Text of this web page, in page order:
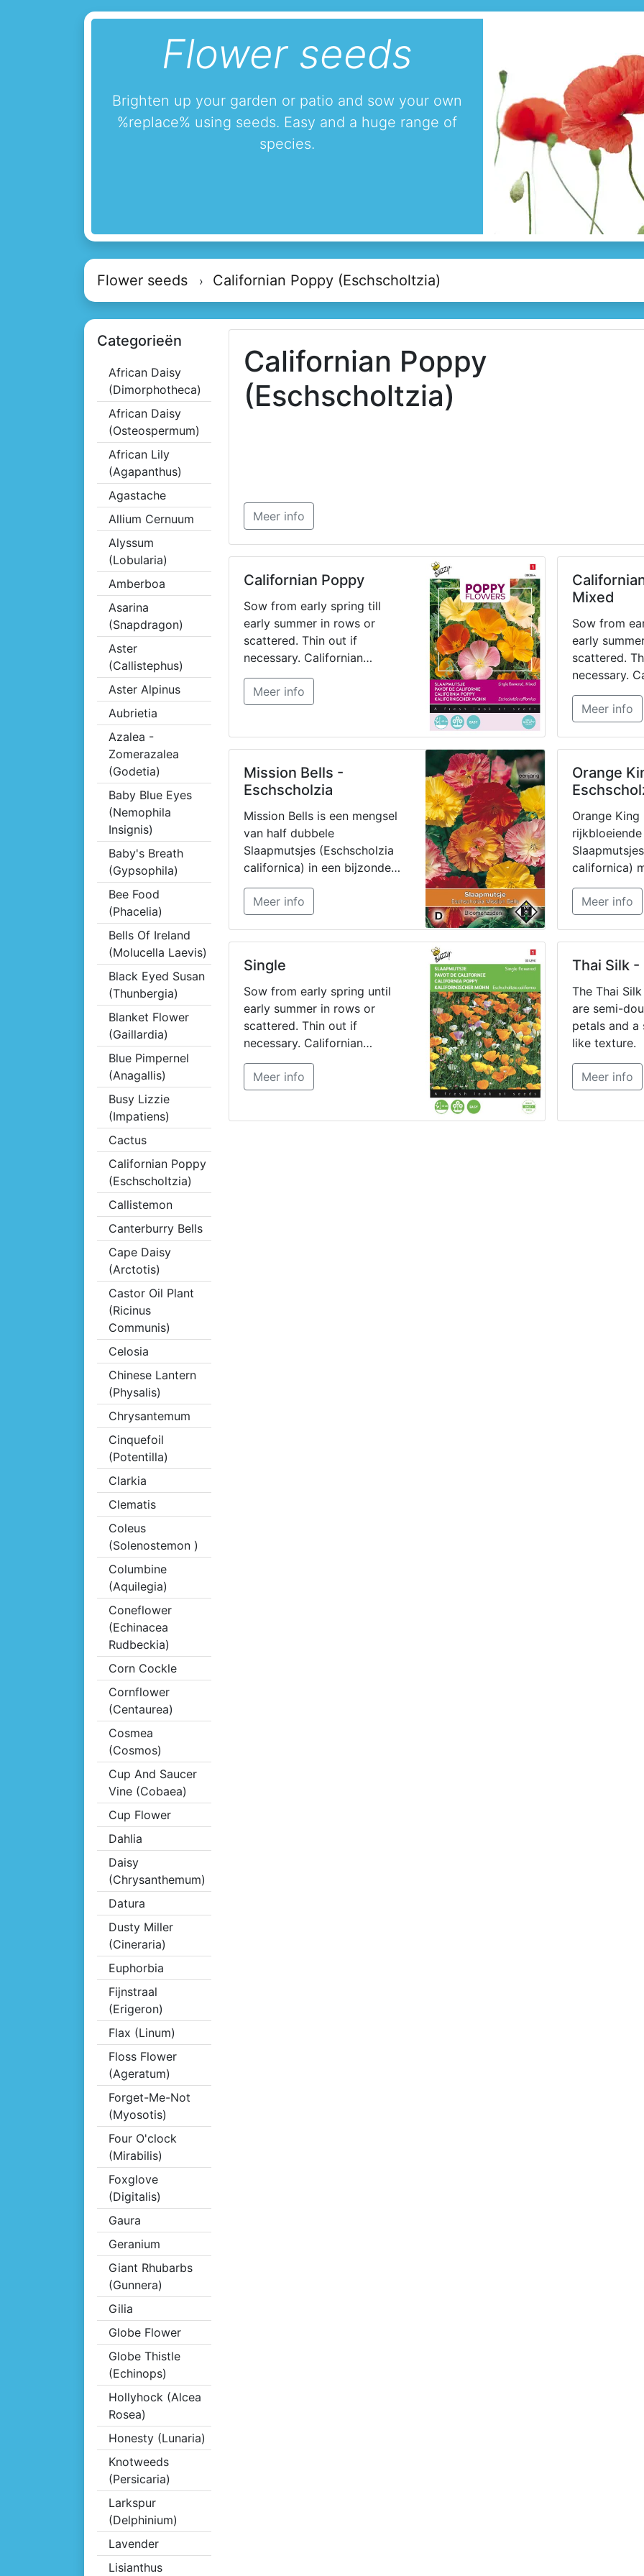
Flower seeds
Brighten up your garden or patio and sow your own
%replace% using seeds. Easy and a huge range of
species.
Flower seeds Californian Poppy (Eschscholtzia)
Categorieën
African Daisy
(Dimorphotheca)
African Daisy
(Osteospermum)
African Lily
(Agapanthus)
Agastache
Allium Cernuum
Alyssum
(Lobularia)
Amberboa
Asarina
(Snapdragon)
Aster
(Callistephus)
Aster Alpinus
Aubrietia
Azalea -
Zomerazalea
(Godetia)
Baby Blue Eyes
(Nemophila
Insignis)
Baby's Breath
(Gypsophila)
Bee Food
(Phacelia)
Bells Of Ireland
(Molucella Laevis)
Black Eyed Susan
(Thunbergia)
Blanket Flower
(Gaillardia)
Blue Pimpernel
(Anagallis)
Busy Lizzie
(Impatiens)
Cactus
Californian Poppy
(Eschscholtzia)
Callistemon
Canterburry Bells
Cape Daisy
(Arctotis)
Castor Oil Plant
(Ricinus
Communis)
Celosia
Chinese Lantern
(Physalis)
Chrysantemum
Cinquefoil
(Potentilla)
Clarkia
Clematis
Coleus
(Solenostemon )
Columbine
(Aquilegia)
Coneflower
(Echinacea
Rudbeckia)
Corn Cockle
Cornflower
(Centaurea)
Cosmea
(Cosmos)
Cup And Saucer
Vine (Cobaea)
Cup Flower
Dahlia
Daisy
(Chrysanthemum)
Datura
Dusty Miller
(Cineraria)
Euphorbia
Fijnstraal
(Erigeron)
Flax (Linum)
Floss Flower
(Ageratum)
Forget-Me-Not
(Myosotis)
Four O'clock
(Mirabilis)
Foxglove
(Digitalis)
Gaura
Geranium
Giant Rhubarbs
(Gunnera)
Gilia
Globe Flower
Globe Thistle
(Echinops)
Hollyhock (Alcea
Rosea)
Honesty (Lunaria)
Knotweeds
(Persicaria)
Larkspur
(Delphinium)
Lavender
Lisianthus
Californian Poppy
(Eschscholtzia)
Meer info
Californian Poppy
Sow from early spring till
early summer in rows or
scattered. Thin out if
necessary. Californian
poppies produce masses of
flowers, especially when
sown in a sunny spot.
Meer info
Mixed
Sow from
early
scattered.
necessary.
poppies
flowers,
sown in a
Meer info
Mission Bells -
Eschscholzia
Mission Bells is een mengsel
van half dubbele
Slaapmutsjes (Eschscholzia
californica) in een bijzonder
mooie en rijke
kleurschakering. Hoogte:
30cm. Zaaien: (3-4) 4-5 en
californica Mission Bells
Meer info
Orange
Orange King
californica)
oranje
cm.
rijkbloeiende
Zonnige
en 9.
Botanische
Eschscholzia
Meer info
Single
Sow from early spring until
early summer in rows or
scattered. Thin out if
necessary. Californian
Poppies produce masses of
flowers, especially when
sown in a sunny spot.
Meer info
Thai Silk -
The Thai
are semi-
petals and
like texture.
Meer info